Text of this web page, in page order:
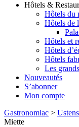
Hôtels &
Hôtels du
Hôtels de
Hôtels et
Hôtels
Hôtels
Les
Nouveautés
S’abonner
Mon compte
Gastronomiac >
Miette